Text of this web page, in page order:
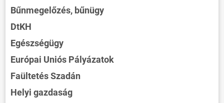
Bűnmegelőzés, bűnügy
DtKH
Egészségügy
Európai Uniós Pályázatok
Faültetés Szadán
Helyi gazdaság